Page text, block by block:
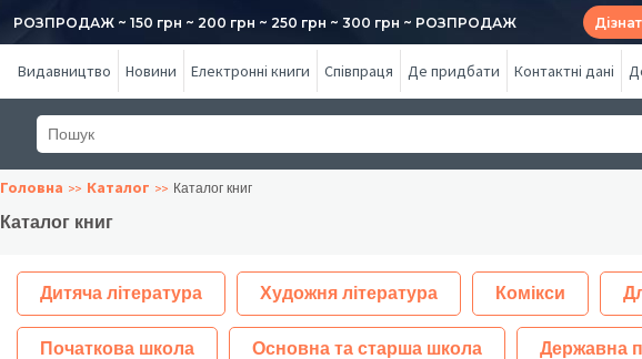
РОЗПРОДАЖ ~ 150 грн ~ 200 грн ~ 250 грн ~ 300 грн ~ РОЗПРОДАЖ
Видавництво Новини Електронні книги Співпраця Де придбати Контактні дані
Головна Каталог Каталог книг
Каталог книг
Дитяча література Художня література Комікси
Початкова школа Основна та старша школа Державна